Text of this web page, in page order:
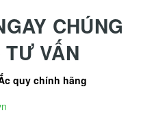
CHÚNG
VẤN
quy chính hãng